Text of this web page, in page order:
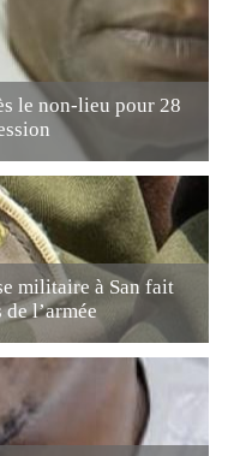
le non-lieu pour 28
militaire à San fait
l’armée